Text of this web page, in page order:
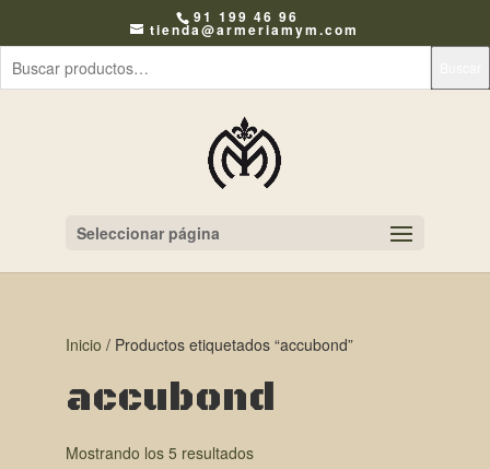
91 199 46 96
tienda@armeriamym.com
Seleccionar página
Inicio / Productos etiquetados “accubond”
accubond
Mostrando los 5 resultados